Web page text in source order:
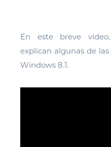
En este breve
explican algunas de
Windows 8.1.